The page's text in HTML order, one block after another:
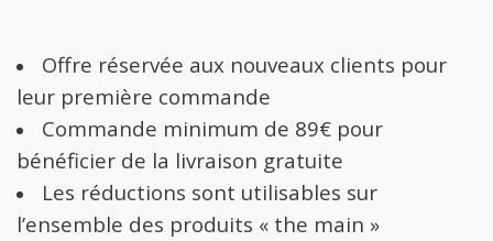
Offre réservée aux nouveaux clients pour
leur première commande
Commande minimum de 89€ pour
bénéficier de la livraison gratuite
Les réductions sont utilisables sur
l’ensemble des produits « the main »